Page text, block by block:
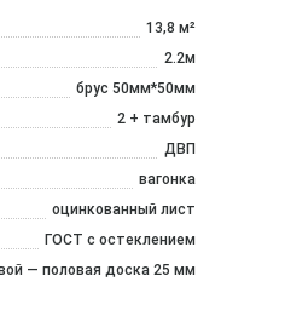
13,8 м²
2.2м
брус 50мм*50мм
2 + тамбур
ДВП
вагонка
оцинкованный лист
ГОСТ с остеклением
— половая доска 25 мм